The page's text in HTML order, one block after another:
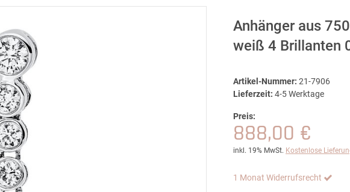
Anhänger aus
weiß 4 Brillanten
Artikel-Nummer: 21-7906
Lieferzeit: 4-5 Werktage
Preis:
888,00 €
inkl. 19% MwSt. Kostenlose
1 Monat Widerrufsrecht